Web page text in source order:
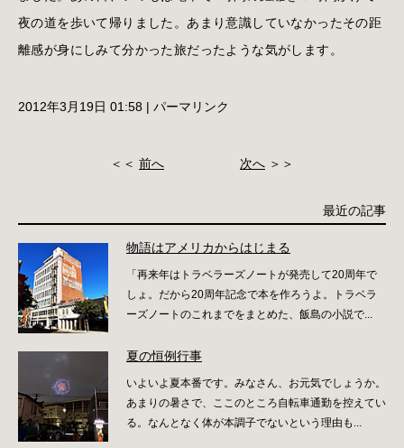
夜の道を歩いて帰りました。あまり意識していなかったその距
離感が身にしみて分かった旅だったような気がします。
2012年3月19日 01:58 | パーマリンク
＜＜ 前へ 次へ ＞＞
最近の記事
物語はアメリカからはじまる
「再来年はトラベラーズノートが発売して20周年で
しょ。だから20周年記念で本を作ろうよ。トラベラ
ーズノートのこれまでをまとめた、飯島の小説で...
夏の恒例行事
いよいよ夏本番です。みなさん、お元気でしょうか。
あまりの暑さで、ここのところ自転車通勤を控えてい
る。なんとなく体が本調子でないという理由も...